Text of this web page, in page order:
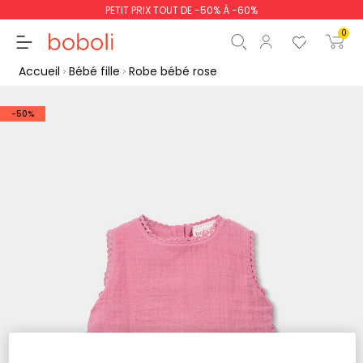
PETIT PRIX TOUT DE -50% À -60%
0
poursuit Commencer la
Accueil Bébé fille Robe bébé rose
-50%